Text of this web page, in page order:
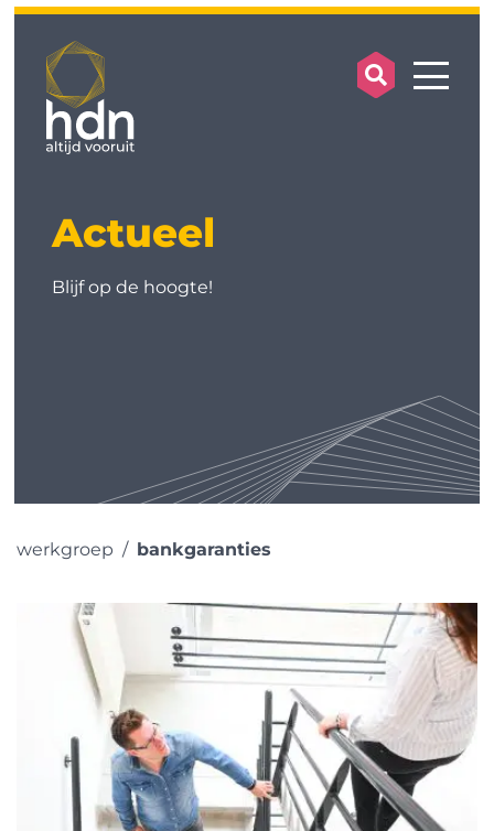
search
Actueel
Blijf op de hoogte!
werkgroep bankgaranties